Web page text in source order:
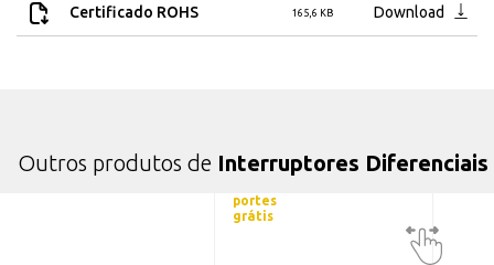
Certificado ROHS 165,6 KB Download
Outros produtos de Interruptores Diferenciais
portes
grátis